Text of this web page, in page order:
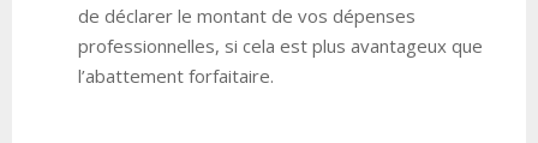
de déclarer le montant de vos dépenses
professionnelles, si cela est plus avantageux que
l’abattement forfaitaire.